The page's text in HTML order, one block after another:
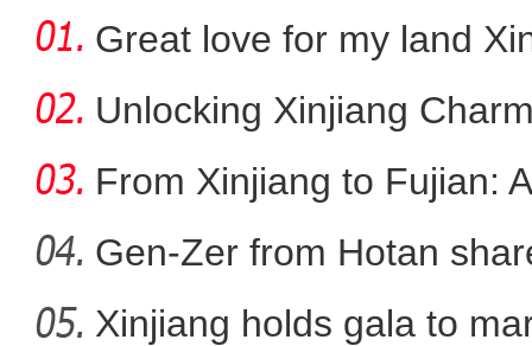
我从新疆来丨“赛米米”用
Great love for my land
Unlocking Xinjiang
From Xinjiang to Fujian:
Gen-Zer from Hotan
Xinjiang holds gala to